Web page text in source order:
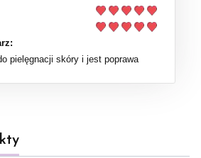
pielęgnacji skóry i jest poprawa